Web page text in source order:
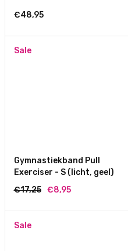
€48,95
Sale
Gymnastiekband Pull
Exerciser - S (licht, geel)
€17,25
€8,95
Sale